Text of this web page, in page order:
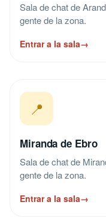
Sala de chat de
gente de la zona.
Entrar a la sala→
📍
Miranda de Ebro
Sala de chat de
gente de la zona.
Entrar a la sala→